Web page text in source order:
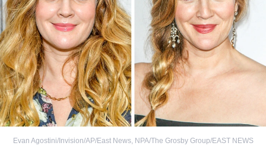
Evan Agostini/Invision/AP/East News, NPA/The Grosby Group/EAST NEWS